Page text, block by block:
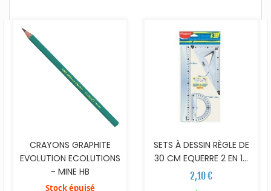
CRAYONS GRAPHITE
EVOLUTION ECOLUTIONS
- MINE HB
Stock épuisé
SETS À DESSIN RÈGLE DE
30 CM EQUERRE 2 EN 1...
2,10 €